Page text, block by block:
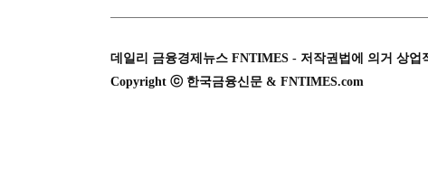
데일리 금융경제뉴스 FNTIMES - 저작권법에 의거 상업
Copyright ⓒ 한국금융신문 & FNTIMES.com